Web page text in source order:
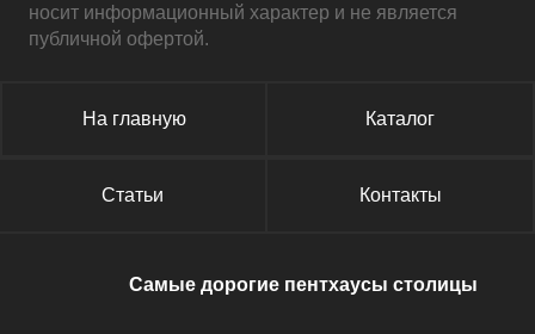
носит информационный характер и не является
публичной офертой.
На главную Каталог
Статьи Контакты
Самые дорогие пентхаусы столицы